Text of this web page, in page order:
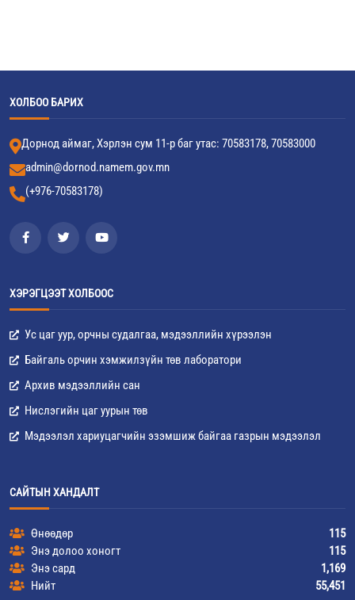
ХОЛБОО БАРИХ
Дорнод аймаг, Хэрлэн сум 11-р баг утас: 70583178, 70583000
admin@dornod.namem.gov.mn
(+976-70583178)
ХЭРЭГЦЭЭТ ХОЛБООС
Ус цаг уур, орчны судалгаа, мэдээллийн хүрээлэн
Байгаль орчин хэмжилзүйн төв лаборатори
Архив мэдээллийн сан
Нислэгийн цаг уурын төв
Мэдээлэл хариуцагчийн эзэмшиж байгаа газрын мэдээлэл
САЙТЫН ХАНДАЛТ
Өнөөдөр
115
Энэ долоо хоногт
115
Энэ сард
1,169
Нийт
55,451